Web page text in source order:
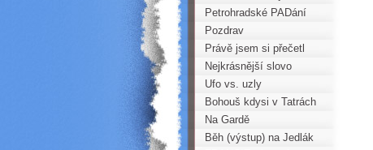
příjemná je, duláj, dudláj,
dá...
Petrohradské PADání
2015
Pozdrav
Právě jsem si přečetl
úvodník ...
Nejkrásnější slovo
Ufo vs. uzly
Bohouš kdysi v Tatrách
Na Gardě
Běh (výstup) na Jedlák